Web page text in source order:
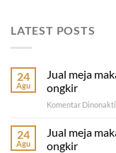
LATEST POSTS
24
Agu
Jual meja
ongkir
Komentar
24
Agu
Jual meja
ongkir